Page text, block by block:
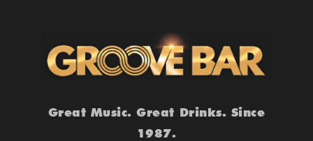
Great Music. Great Drinks. Since
1987.